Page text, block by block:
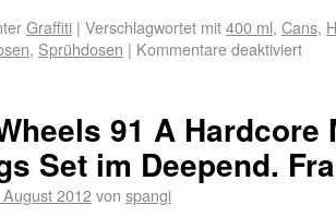
Graffiti | Verschlagwortet mit400 ml, Cans,
, Sprühdosen | Kommentare deaktiviert
91 A Hardcore
Set im Deepend.
August 2012von spangi